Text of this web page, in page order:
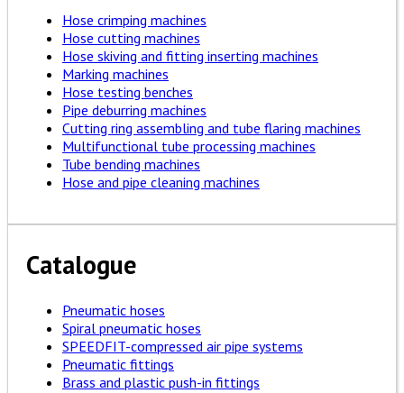
Hose crimping machines
Hose cutting machines
Hose skiving and fitting inserting machines
Marking machines
Hose testing benches
Pipe deburring machines
Cutting ring assembling and tube flaring machines
Multifunctional tube processing machines
Tube bending machines
Hose and pipe cleaning machines
Catalogue
Pneumatic hoses
Spiral pneumatic hoses
SPEEDFIT-compressed air pipe systems
Pneumatic fittings
Brass and plastic push-in fittings